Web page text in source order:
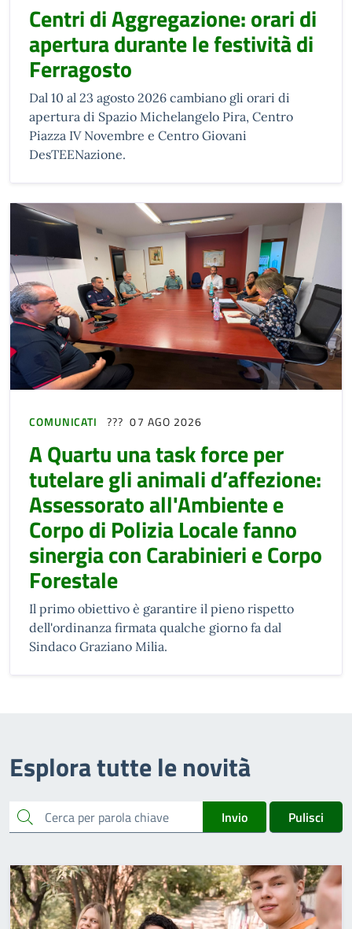
Centri di Aggregazione: orari di
apertura durante le festività di
Ferragosto
Dal 10 al 23 agosto 2026 cambiano gli orari di
apertura di Spazio Michelangelo Pira, Centro
Piazza IV Novembre e Centro Giovani
DesTEENazione.
COMUNICATI 07 AGO 2026
A Quartu una task force per
tutelare gli animali d’affezione:
Assessorato all'Ambiente e
Corpo di Polizia Locale fanno
sinergia con Carabinieri e Corpo
Forestale
Il primo obiettivo è garantire il pieno rispetto
dell'ordinanza firmata qualche giorno fa dal
Sindaco Graziano Milia.
Esplora tutte le novità
cerca Invio Pulisci